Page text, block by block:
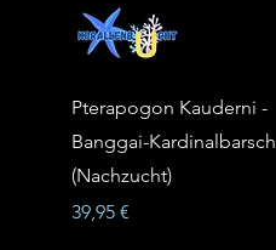
Pterapogon Kauderni -
Banggai-Kardinalbarsch
(Nachzucht)
Prix
39,95 €